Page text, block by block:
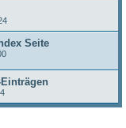
Seite